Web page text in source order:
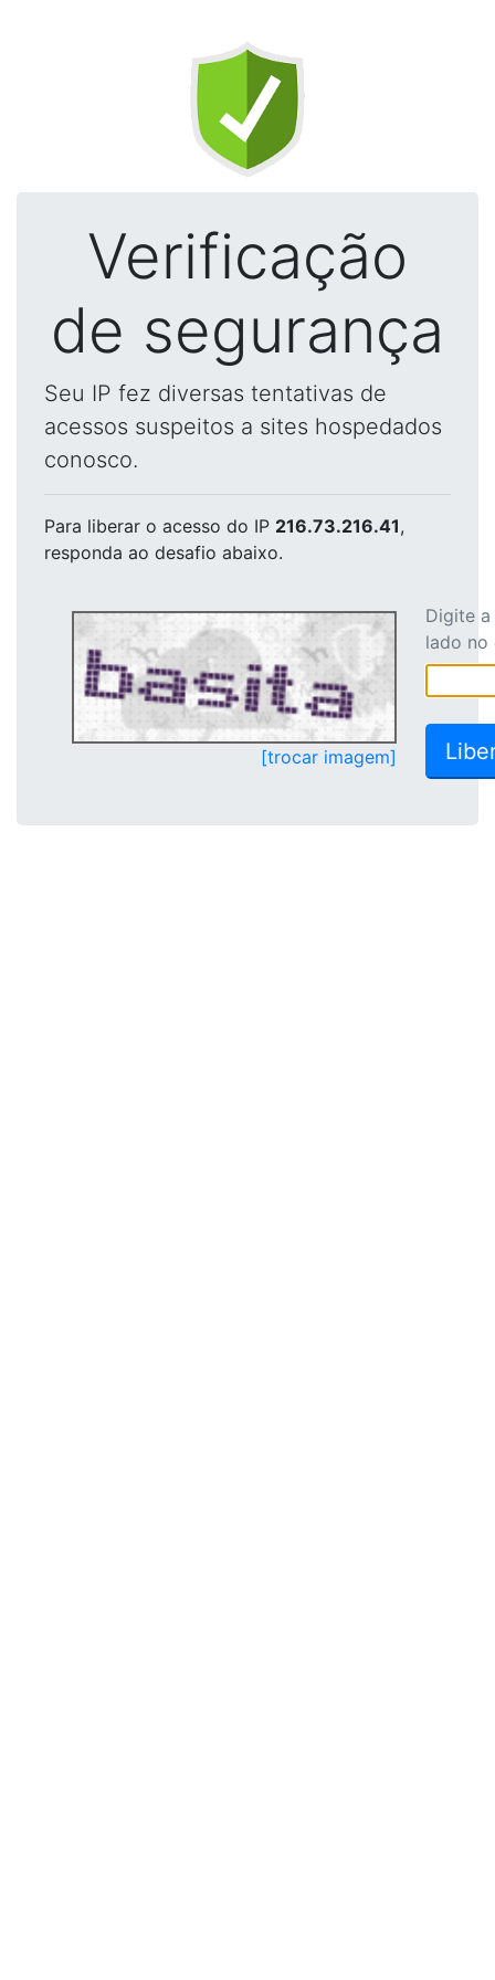
Verificação
de segurança
Seu IP fez diversas tentativas de
acessos suspeitos a sites hospedados
conosco.
Para liberar o acesso do IP 216.73.216.41,
responda ao desafio abaixo.
[trocar imagem]
Digite
lado no